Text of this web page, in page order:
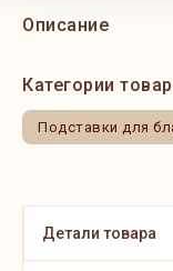
Описание
Категории
Подставки для
Детали товара